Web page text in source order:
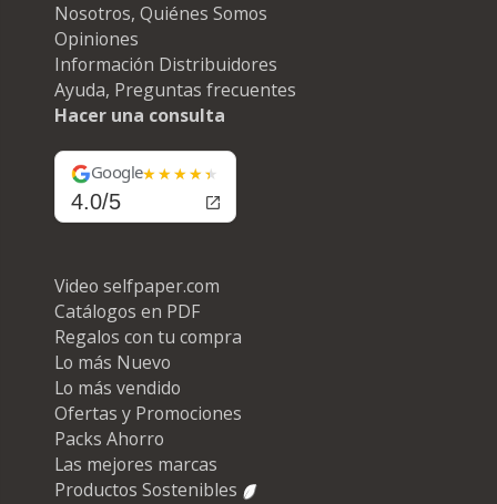
Nosotros, Quiénes Somos
Opiniones
Información Distribuidores
Ayuda, Preguntas frecuentes
Hacer una consulta
Google
4.0/5
Video selfpaper.com
Catálogos en PDF
Regalos con tu compra
Lo más Nuevo
Lo más vendido
Ofertas y Promociones
Packs Ahorro
Las mejores marcas
Productos Sostenibles